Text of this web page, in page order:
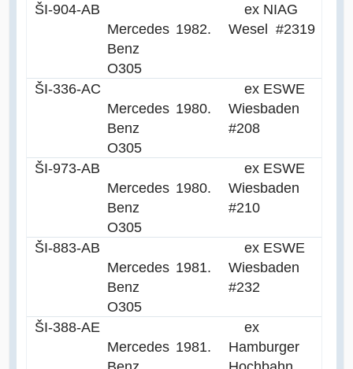
ŠI-904-AB
Mercedes
Benz
O305
1982.
ex NIAG
Wesel #2319
ŠI-336-AC
Mercedes
Benz
O305
1980.
ex ESWE
Wiesbaden
#208
ŠI-973-AB
Mercedes
Benz
O305
1980.
ex ESWE
Wiesbaden
#210
ŠI-883-AB
Mercedes
Benz
O305
1981.
ex ESWE
Wiesbaden
#232
ŠI-388-AE
Mercedes 1981.
ex
Hamburger